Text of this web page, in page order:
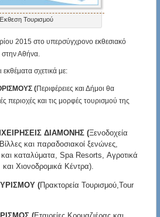
Τουρισμού
2015 στο υπερσύγχρονο εκθεσιακό
Αθήνα.
σχετικά με:
(Περιφέρειες και Δήμοι θα
περιοχές και τις μορφές τουρισμού της
ΔΙΑΜΟΝΗΣ (Ξενοδοχεία
και παραδοσιακοί ξενώνες,
και καταλύματα, Spa Resorts, Αγροτικά
Χιονοδρομικά Κέντρα).
(Πρακτορεία Τουρισμού,Tour